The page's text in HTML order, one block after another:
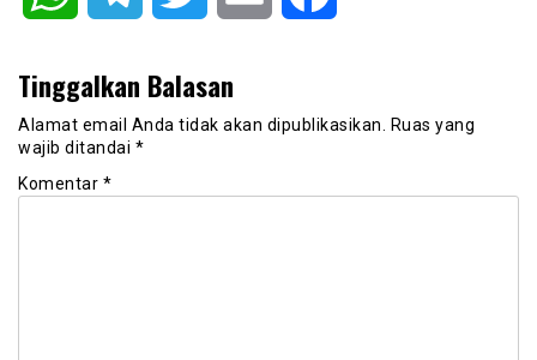
Tinggalkan Balasan
Alamat email Anda tidak akan dipublikasikan.
Ruas yang
wajib ditandai *
Komentar *